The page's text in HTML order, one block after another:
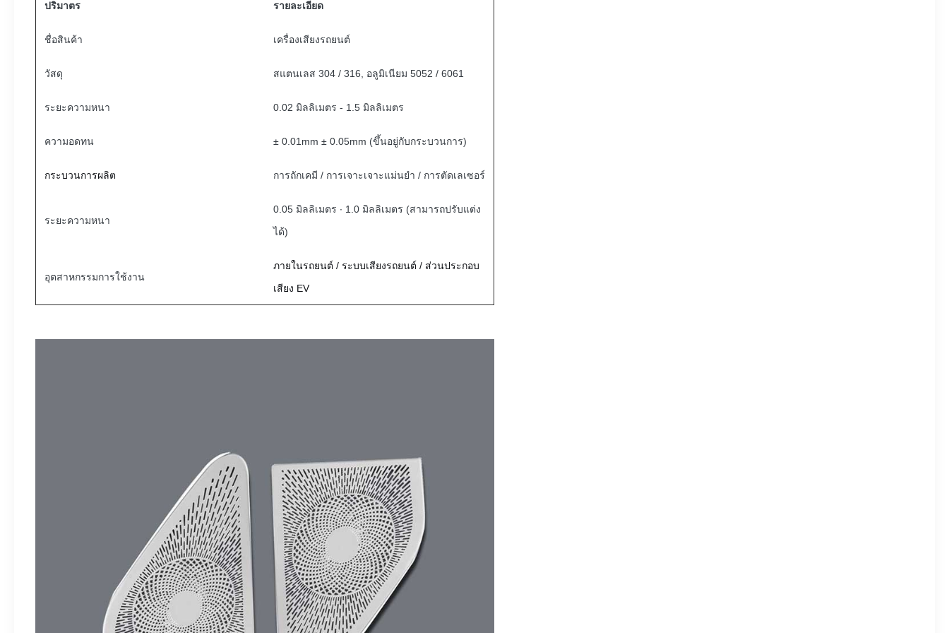
ปริมาตร รายละเอียด
ชื่อสินค้า เครื่องเสียงรถยนต์
วัสดุ สแตนเลส 304 / 316, อลูมิเนียม 5052 / 6061
ระยะความหนา 0.02 มิลลิเมตร - 1.5 มิลลิเมตร
ความอดทน ± 0.01mm ± 0.05mm (ขึ้นอยู่กับกระบวนการ)
กระบวนการผลิต การถักเคมี / การเจาะเจาะแม่นยํา / การตัดเลเซอร์
ระยะความหนา
0.05 มิลลิเมตร ∙ 1.0 มิลลิเมตร (สามารถปรับแต่ง
ได้)
อุตสาหกรรมการใช้งาน
ภายในรถยนต์ / ระบบเสียงรถยนต์ / ส่วนประกอบ
เสียง EV